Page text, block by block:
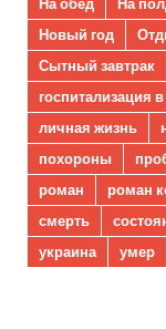
Новый год
Сытный завтрак
госпитализация
личная жизнь
похороны
роман
роман
смерть
украина
умер